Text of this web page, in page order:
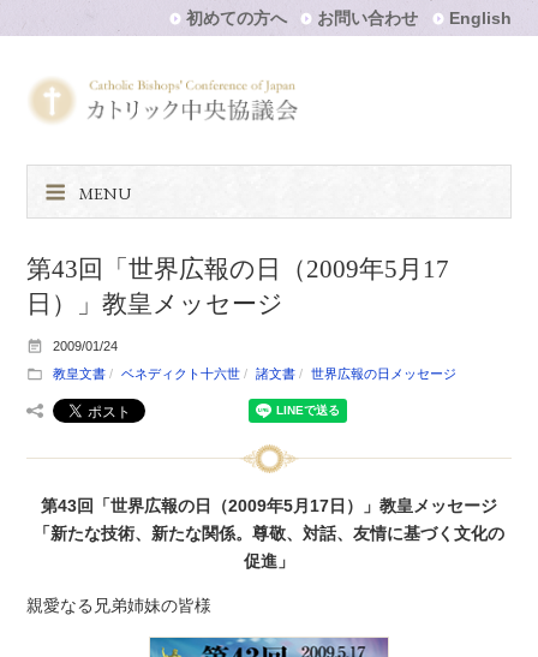
初めての方へ お問い合わせ English
MENU
第43回「世界広報の日（2009年5月17
日）」教皇メッセージ
2009/01/24
教皇文書
ベネディクト十六世 諸文書 世界広報の日メッセージ
第43回「世界広報の日（2009年5月17日）」教皇メッセージ
「新たな技術、新たな関係。尊敬、対話、友情に基づく文化の
促進」
親愛なる兄弟姉妹の皆様